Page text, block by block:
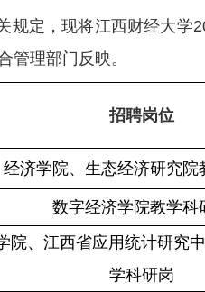
规定，现将江西财经大学
管理部门反映。
招聘岗位
经济学院、生态经济研究院
数字经济学院教学科
院、江西省应用统计研究
学科研岗